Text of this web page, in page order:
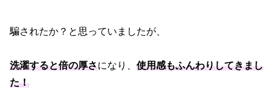
騙されたか？と思っていましたが、
洗濯すると倍の厚さになり、 使用感もふんわりしてきまし
た！